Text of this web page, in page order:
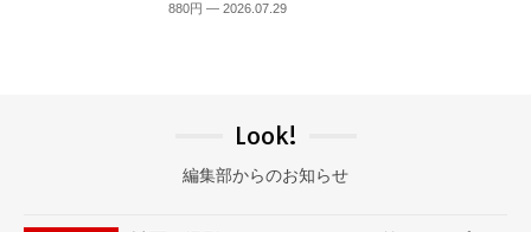
880円 — 2026.07.29
Look!
編集部からのお知らせ